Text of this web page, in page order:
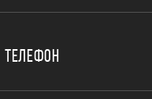
ТЕЛЕФОН